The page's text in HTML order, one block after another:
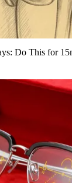
Do This for